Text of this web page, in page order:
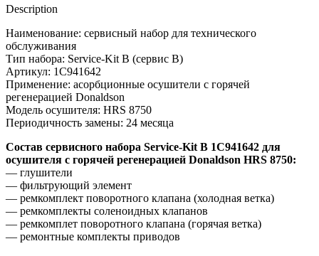
Description
Наименование: сервисный набор для технического
обслуживания
Тип набора: Service-Kit B (сервис В)
Артикул: 1C941642
Применение: асорбционные осушители с горячей
регенерацией Donaldson
Модель осушителя: HRS 8750
Периодичность замены: 24 месяца
Состав сервисного набора Service-Kit B 1C941642 для
осушителя с горячей регенерацией Donaldson HRS 8750:
— глушители
— фильтрующий элемент
— ремкомплект поворотного клапана (холодная ветка)
— ремкомплекты соленоидных клапанов
— ремкомплет поворотного клапана (горячая ветка)
— ремонтные комплекты приводов